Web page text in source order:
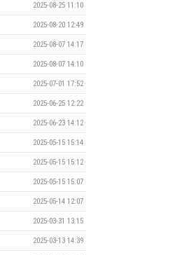
2025-08-25 11:10
2025-08-20 12:49
2025-08-07 14:17
2025-08-07 14:10
2025-07-01 17:52
2025-06-25 12:22
2025-06-23 14:12
2025-05-15 15:14
2025-05-15 15:12
2025-05-15 15:07
2025-05-14 12:07
2025-03-31 13:15
2025-03-13 14:39